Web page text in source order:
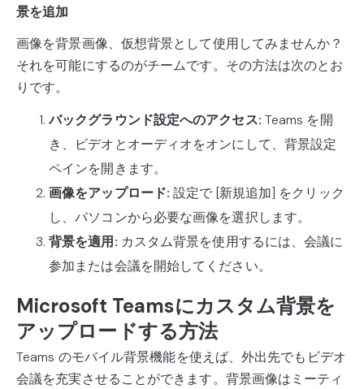
景を追加
画像を背景画像、仮想背景として使用してみませんか？
それを可能にするのがチームです。その方法は次のとお
りです。
バックグラウンド設定へのアクセス: Teams を開
き、ビデオとオーディオをオンにして、背景設定
ペインを開きます。
画像をアップロード: 設定で [新規追加] をクリック
し、パソコンから必要な画像を選択します。
背景を適用: カスタム背景を使用するには、会議に
参加または会議を開始してください。
Microsoft Teamsにカスタム背景を
アップロードする方法
Teams のモバイル背景機能を使えば、外出先でもビデオ
会議を充実させることができます。背景画像はミーティ